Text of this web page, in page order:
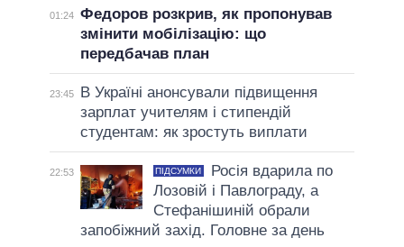
01:24 Федоров розкрив, як пропонував
змінити мобілізацію: що
передбачав план
23:45
В Україні анонсували підвищення
зарплат учителям і стипендій
студентам: як зростуть виплати
22:53 ПІДСУМКИ
Росія вдарила по
Лозовій і Павлограду, а
Стефанішиній обрали
запобіжний захід. Головне за день